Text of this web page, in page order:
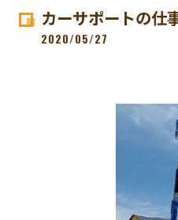
カーサポートの仕
2020/05/27